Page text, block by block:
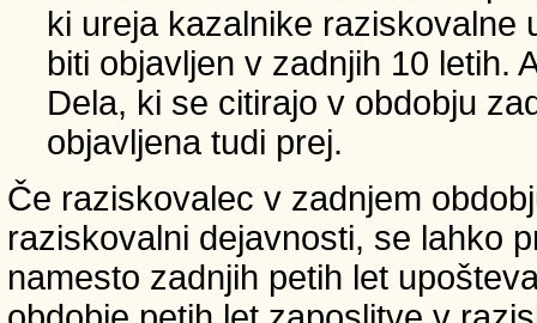
ki ureja kazalnike raziskovalne
biti objavljen v zadnjih 10 letih.
Dela, ki se citirajo v obdobju
objavljena tudi prej.
Če raziskovalec v zadnjem
raziskovalni dejavnosti, se lahko
namesto zadnjih petih let